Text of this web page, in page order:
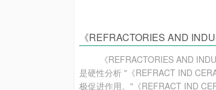
《REFRACTORIES AND
《REFRACTORIES AND
是硬性分析 "《REFRACT IND
极促进作用。"《REFRACT IND